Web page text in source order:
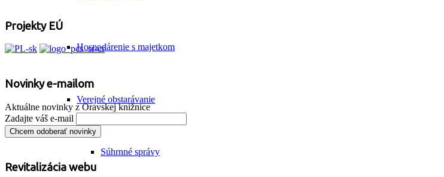
Hospodárenie s majetkom
Verejné obstarávanie
Súhrnné správy
Projekty EÚ
Novinky e-mailom
Aktuálne novinky z Oravskej knižnice
Zadajte váš e-mail
Revitalizácia webu